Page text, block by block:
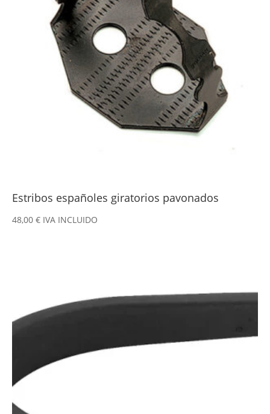
Estribos españoles giratorios pavonados
48,00 € IVA INCLUIDO